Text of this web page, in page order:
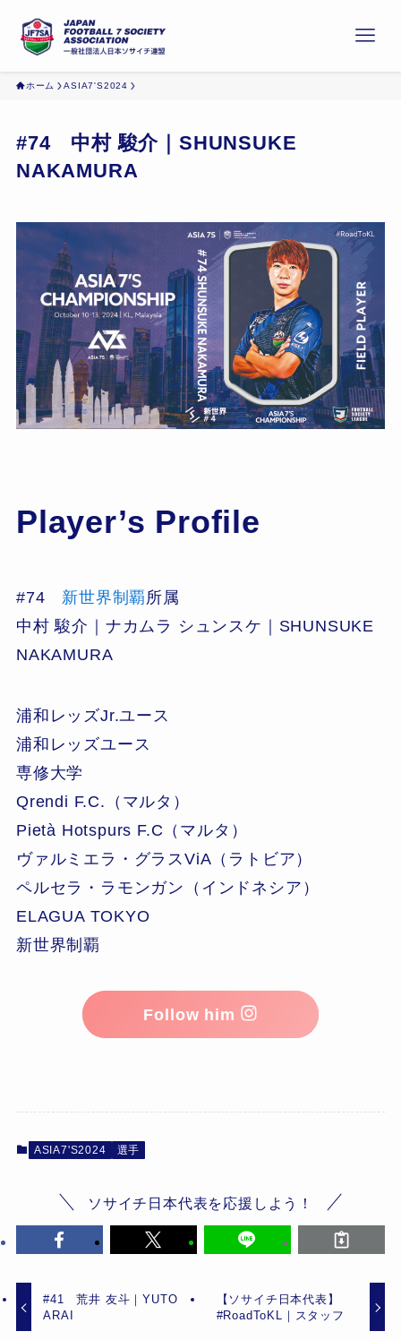
ホーム ASIA7'S2024
#74 中村 駿介｜SHUNSUKE
NAKAMURA
Player’s Profile
#74 新世界制覇 所属
中村 駿介｜ナカムラ シュンスケ｜SHUNSUKE
NAKAMURA
浦和レッズJr.ユース
浦和レッズユース
専修大学
Qrendi F.C.（マルタ）
Pietà Hotspurs F.C（マルタ）
ヴァルミエラ・グラスViA（ラトビア）
ペルセラ・ラモンガン（インドネシア）
ELAGUA TOKYO
新世界制覇
Follow him
ASIA7'S2024 選手
ソサイチ日本代表を応援しよう！
#41 荒井 友斗｜YUTO
ARAI
【ソサイチ日本代表】
#RoadToKL｜スタッフ